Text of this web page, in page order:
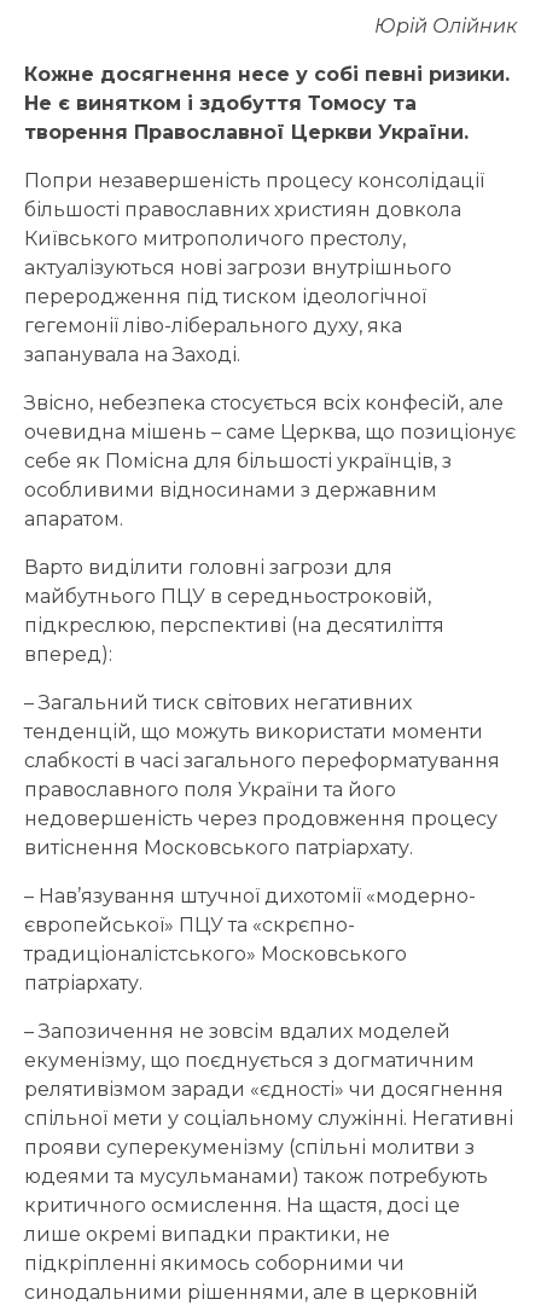
Юрій Олійник
Кожне досягнення несе у собі певні ризики.
Не є винятком і здобуття Томосу та
творення Православної Церкви України.
Попри незавершеність процесу консолідації
більшості православних християн довкола
Київського митрополичого престолу,
актуалізуються нові загрози внутрішнього
переродження під тиском ідеологічної
гегемонії ліво-ліберального духу, яка
запанувала на Заході.
Звісно, небезпека стосується всіх конфесій, але
очевидна мішень – саме Церква, що позиціонує
себе як Помісна для більшості українців, з
особливими відносинами з державним
апаратом.
Варто виділити головні загрози для
майбутнього ПЦУ в середньостроковій,
підкреслюю, перспективі (на десятиліття
вперед):
– Загальний тиск світових негативних
тенденцій, що можуть використати моменти
слабкості в часі загального переформатування
православного поля України та його
недовершеність через продовження процесу
витіснення Московського патріархату.
– Нав’язування штучної дихотомії «модерно-
європейської» ПЦУ та «скрєпно-
традиціоналістського» Московського
патріархату.
– Запозичення не зовсім вдалих моделей
екуменізму, що поєднується з догматичним
релятивізмом заради «єдності» чи досягнення
спільної мети у соціальному служінні. Негативні
прояви суперекуменізму (спільні молитви з
юдеями та мусульманами) також потребують
критичного осмислення. На щастя, досі це
лише окремі випадки практики, не
підкріпленні якимось соборними чи
синодальними рішеннями, але в церковній